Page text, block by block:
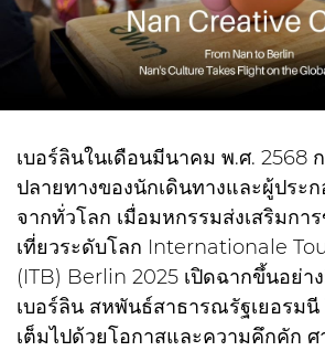
เบอร์ลินในเดือนมีนาคม พ.ศ. 2568
ปลายทางของนักเดินทางและผู้ประก
จากทั่วโลก เมื่อมหกรรมส่งเสริมกา
เที่ยวระดับโลก Internationale
(ITB) Berlin 2025 เปิดฉากขึ้นอย่า
เบอร์ลิน สหพันธ์สาธารณรัฐเยอรมนี
เต็มไปด้วยโอกาสและความคึกคัก ศ